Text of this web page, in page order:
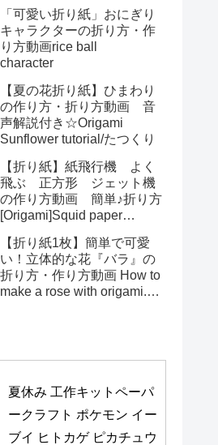
toys Origami
「可愛い折り紙」おにぎり
キャラクターの折り方・作
り方動画rice ball
character
【夏の花折り紙】ひまわり
の作り方・折り方動画 音
声解説付き☆Origami
Sunflower tutorial/たつくり
【折り紙】紙飛行機 よく
飛ぶ 正方形 ジェット機
の作り方動画 簡単♪折り方
[Origami]Squid paper
【折り紙1枚】簡単で可愛
い！立体的な花『バラ』の
折り方・作り方動画 How to
make a rose with origami.It's
夏休み 工作キットペーパ
ークラフト ポケモン イー
ブイ ヒトカゲ ピカチュウ